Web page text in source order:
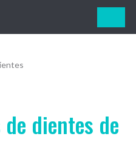
dientes de